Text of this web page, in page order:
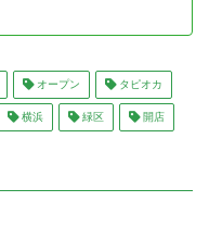
オープン タピオカ
横浜 緑区 開店